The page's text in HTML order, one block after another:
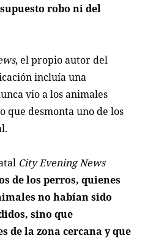
robo ni del
, el propio autor del
incluía una
vio a los animales
que desmonta uno de los
City Evening News
de los perros, quienes
no habían sido
sino que
de la zona cercana y que